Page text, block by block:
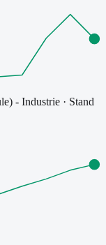
- Industrie · Stand